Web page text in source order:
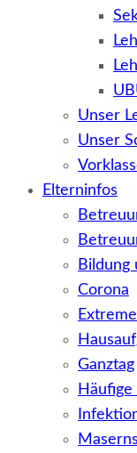
Unser
Unser
Elterninfos
Bildung
Corona
Ganztag
Häufige